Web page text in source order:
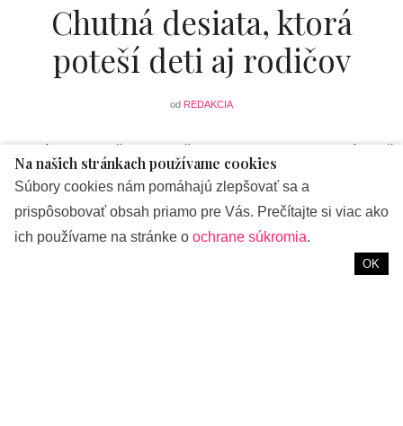
Chutná desiata, ktorá
poteší deti aj rodičov
od REDAKCIA
dochádzajú nápady, čo by ste vašim deťom
Detský jogurt urobí radosť každému dieťaťu ale i jeho
Na našich stránkach používame cookies
Súbory cookies nám pomáhajú zlepšovať sa a
prispôsobovať obsah priamo pre Vás. Prečítajte si viac ako
ich používame na stránke o ochrane súkromia.
OK